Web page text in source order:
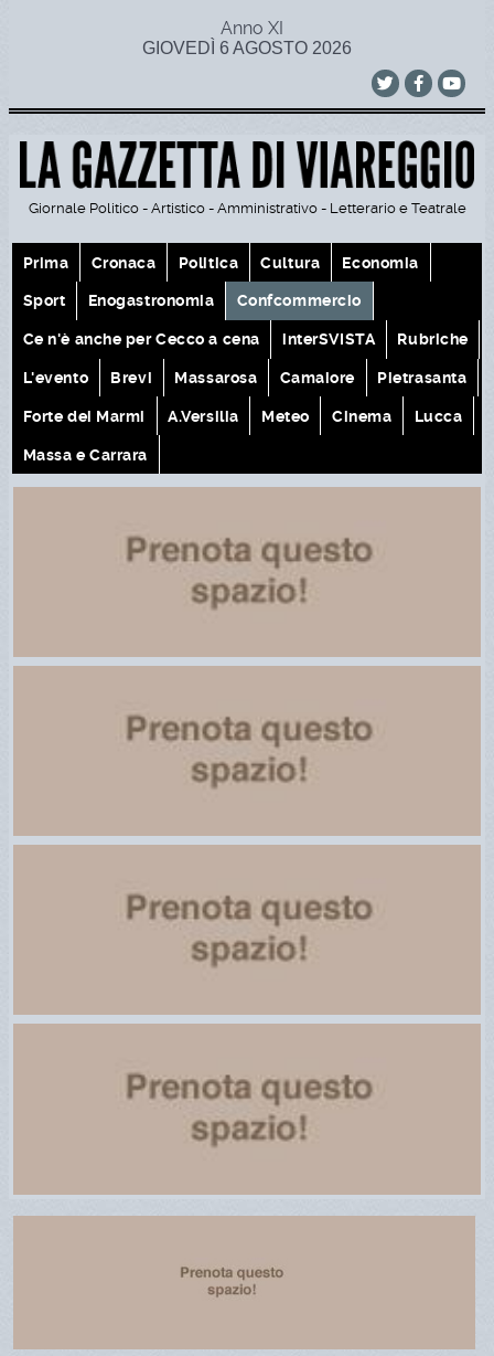
Anno XI
GIOVEDÌ 6 AGOSTO 2026
Giornale Politico - Artistico - Amministrativo - Letterario e Teatrale
Prima Cronaca Politica Cultura Economia
Sport Enogastronomia Confcommercio
Ce n'è anche per Cecco a cena interSVISTA Rubriche
L'evento Brevi Massarosa Camaiore Pietrasanta
Forte dei Marmi A.Versilia Meteo Cinema Lucca
Massa e Carrara